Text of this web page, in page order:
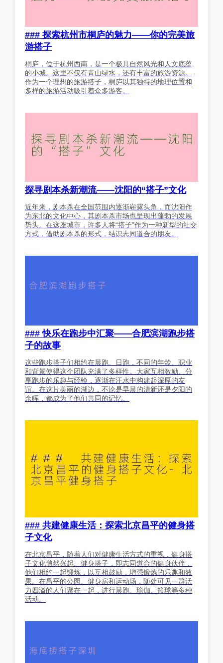
### 探索杭州市桐庐的魅力——你的完美旅
游搭子
桐庐，位于杭州西南，是一个极具自然风光和人文底蕴
的小城。这里不仅有青山绿水，还有丰富的旅游资源。
作为一个理想的旅游搭子，桐庐以其独特的地理位置和
多样的旅游活动吸引着众多游客。
探寻剧本杀新潮流——沈阳的“搭子”文化
近年来，剧本杀在全国范围内逐渐崭露头角，而沈阳作
为东北的文化中心，其剧本杀市场也呈现出蓬勃的发展
势头。在这座城市，许多人将“搭子”作为一种新型的社交
方式，借助剧本杀的形式，结识志同道合的朋友。
### 快乐在跑步中汇聚——合肥滨湖跑步搭
子的故事
这些跑步搭子们相约在晨跑、日跑，不同的年龄、职业
和背景使得这个团队充满了多样性。大家互相激励、分
享跑步的乐趣与经验，逐渐在汗水中构建起深厚的友
谊。在这片美丽的湖边，不论是早晨的清新还是夕阳的
余晖，都成为了他们共同的记忆。
### 共建健康生活：探索北京昌平的健身搭
子文化
在北京昌平，随着人们对健康生活方式的重视，健身搭
子文化悄然兴起。健身搭子，即志同道合的健身伙伴，
他们相约一起锻炼，以互相鼓励，增强锻炼的乐趣和效
果。在昌平的公园、健身房和运动场，随处可见一群活
力四溢的人们聚在一起，进行晨跑、瑜伽、篮球等多种
活动。